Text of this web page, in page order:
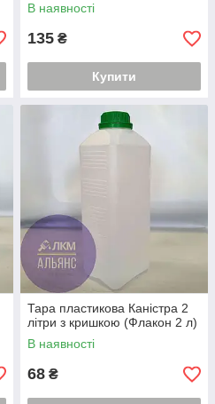
В наявності
135 ₴
Купити
Тара пластикова Каністра 2
літри з кришкою (Флакон 2 л)
В наявності
68 ₴